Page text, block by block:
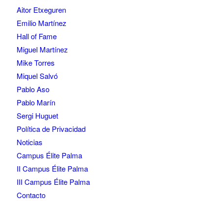
Aitor Etxeguren
Emilio Martínez
Hall of Fame
Miguel Martínez
Mike Torres
Miquel Salvó
Pablo Aso
Pablo Marín
Sergi Huguet
Política de Privacidad
Noticias
Campus Élite Palma
II Campus Élite Palma
III Campus Élite Palma
Contacto